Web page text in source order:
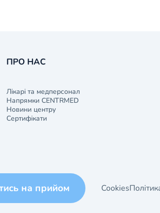
ПРО НАС
Лікарі та медперсонал
Напрямки CENTRMED
Новини центру
Сертифікати
на прийом Cookies